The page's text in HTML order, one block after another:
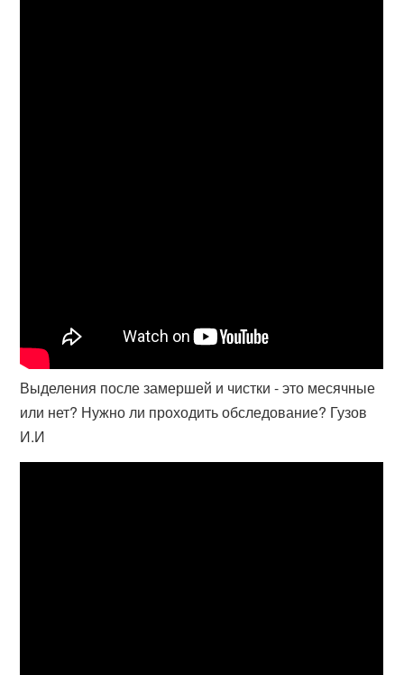
Выделения после замершей и чистки - это месячные
или нет? Нужно ли проходить обследование? Гузов
И.И